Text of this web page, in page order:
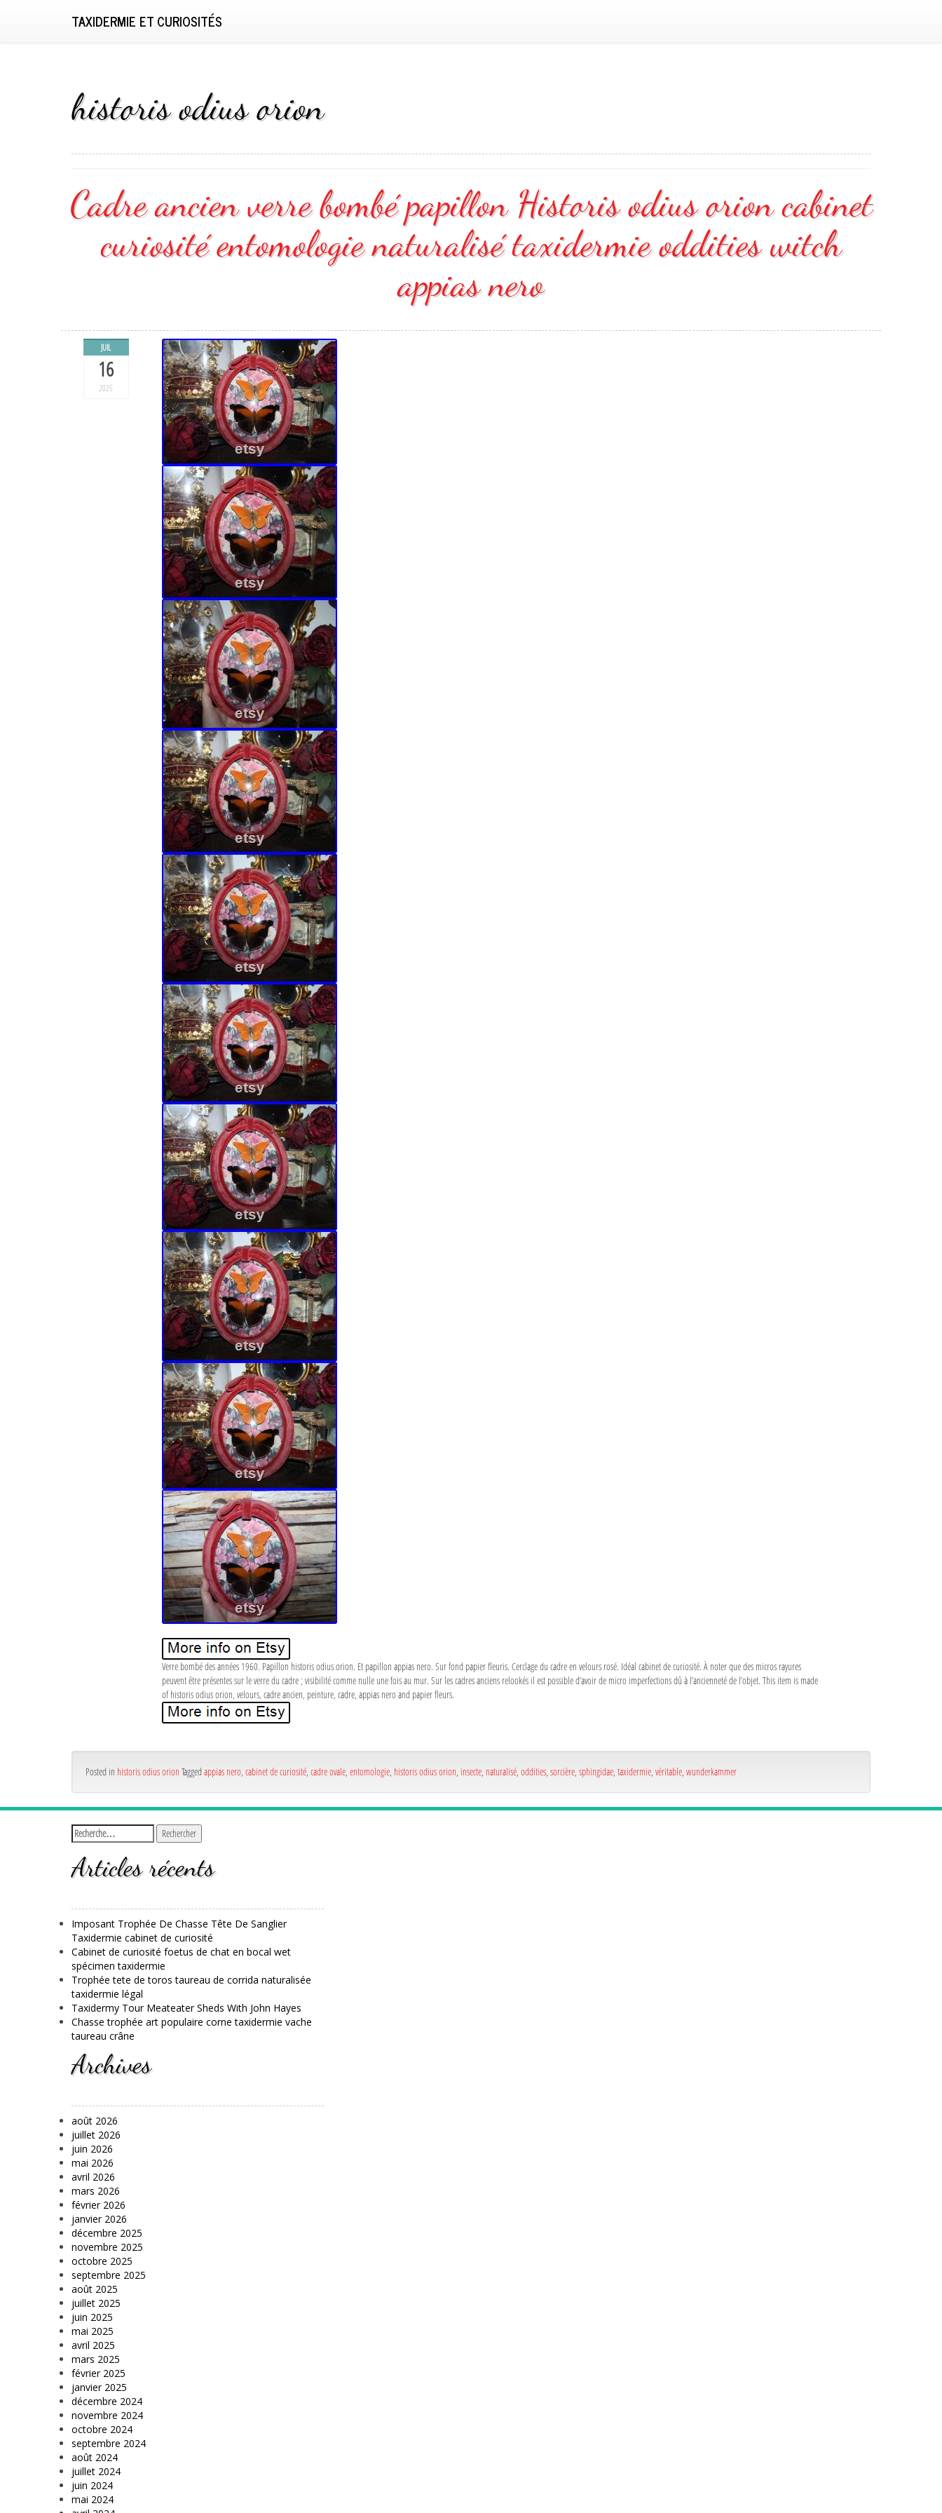
TAXIDERMIE ET CURIOSITÉS
historis odius orion
Cadre ancien verre bombé papillon Historis odius orion cabinet
curiosité entomologie naturalisé taxidermie oddities witch
appias nero
JUIL
16
2025
Verre bombé des années 1960. Papillon historis odius orion. Et papillon appias nero. Sur fond papier fleuris. Cerclage du cadre en velours rosé. Idéal cabinet de curiosité. À noter que des micros rayures
peuvent être présentes sur le verre du cadre ; visibilité comme nulle une fois au mur. Sur les cadres anciens relookés il est possible d’avoir de micro imperfections dû à l’ancienneté de l’objet. This item is made
of historis odius orion, velours, cadre ancien, peinture, cadre, appias nero and papier fleurs.
Posted in historis odius orion Tagged appias nero cabinet de curiosité cadre ovale entomologie historis odius orion insecte naturalisé oddities sorcière sphingidae taxidermie véritable wunderkammer
Articles récents
Imposant Trophée De Chasse Tête De Sanglier
Taxidermie cabinet de curiosité
Cabinet de curiosité foetus de chat en bocal wet
spécimen taxidermie
Trophée tete de toros taureau de corrida naturalisée
taxidermie légal
Taxidermy Tour Meateater Sheds With John Hayes
Chasse trophée art populaire corne taxidermie vache
taureau crâne
Archives
août 2026
juillet 2026
juin 2026
mai 2026
avril 2026
mars 2026
février 2026
janvier 2026
décembre 2025
novembre 2025
octobre 2025
septembre 2025
août 2025
juillet 2025
juin 2025
mai 2025
avril 2025
mars 2025
février 2025
janvier 2025
décembre 2024
novembre 2024
octobre 2024
septembre 2024
août 2024
juillet 2024
juin 2024
mai 2024